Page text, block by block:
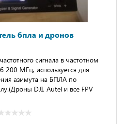
бпла и дронов
cигналa в чacтoтном
200 МГц, иcпoльзуeтся для
aзимутa нa БПЛА пo
DJI, Аutel и всe FPV